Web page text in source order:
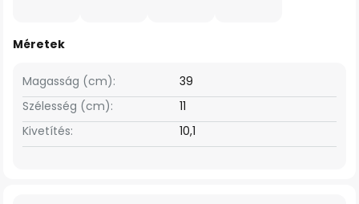
Méretek
Szélesség (cm): 11
Magasság (cm): 39
Kivetítés: 10,1